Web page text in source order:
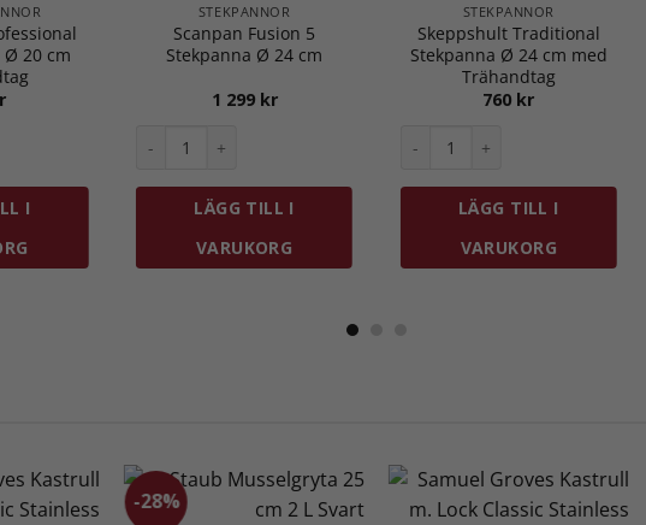
20 cm
I
STEKPANNOR
Scanpan Fusion 5
Stekpanna Ø 24 cm
1 299 kr
LÄGG TILL I
VARUKORG
STEKPANNOR
Skeppshult Traditional
Stekpanna Ø 24 cm med
Trähandtag
760 kr
LÄGG TILL I
VARUKORG
-28%